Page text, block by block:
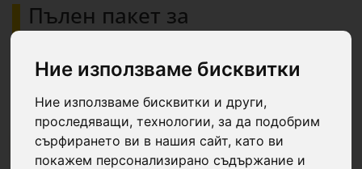
Ние използваме бисквитки
Ние използваме бисквитки и други,
проследяващи, технологии, за да подобрим
сърфирането ви в нашия сайт, като ви
покажем персонализирано съдържание и
Пълен пакет за
електропастир 1500 м, 4,5
джаула, 230 V, за диви
животни :: 1500 m
-6.8 €